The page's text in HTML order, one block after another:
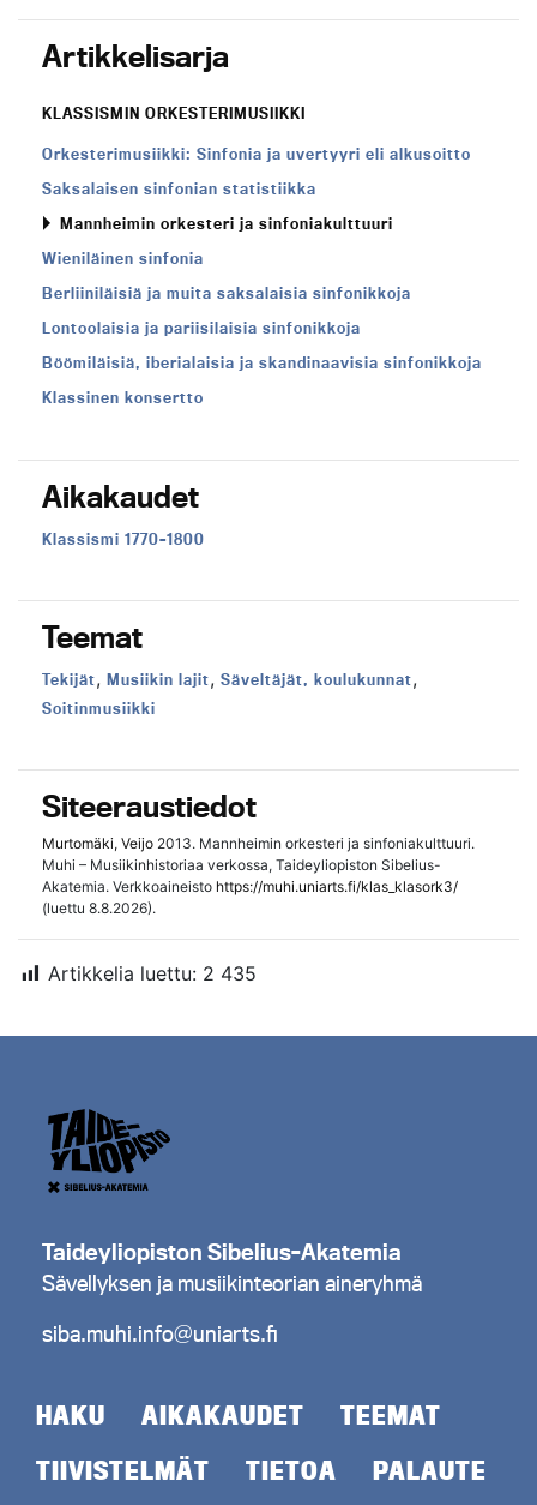
Artikkelisarja
KLASSISMIN ORKESTERIMUSIIKKI
Orkesterimusiikki: Sinfonia ja uvertyyri eli alkusoitto
Saksalaisen sinfonian statistiikka
Mannheimin orkesteri ja sinfoniakulttuuri
Wieniläinen sinfonia
Berliiniläisiä ja muita saksalaisia sinfonikkoja
Lontoolaisia ja pariisilaisia sinfonikkoja
Böömiläisiä, iberialaisia ja skandinaavisia sinfonikkoja
Klassinen konsertto
Aikakaudet
Aikakausi:
Klassismi 1770–1800
Teemat
Teema:
Tekijät, Teema:
Musiikin lajit, Teema:
Säveltäjät, koulukunnat,
Teema:
Soitinmusiikki
Siteeraustiedot
Murtomäki, Veijo 2013. Mannheimin orkesteri ja sinfoniakulttuuri.
Muhi – Musiikinhistoriaa verkossa, Taideyliopiston Sibelius-
Akatemia. Verkkoaineisto https://muhi.uniarts.fi/klas_klasork3/
(luettu 8.8.2026).
Artikkelia luettu: 2 435
Taideyliopiston Sibelius-Akatemia
Sävellyksen ja musiikinteorian aineryhmä
siba.muhi.info@uniarts.fi
HAKU AIKAKAUDET
TEEMAT
TIIVISTELMÄT
TIETOA PALAUTE